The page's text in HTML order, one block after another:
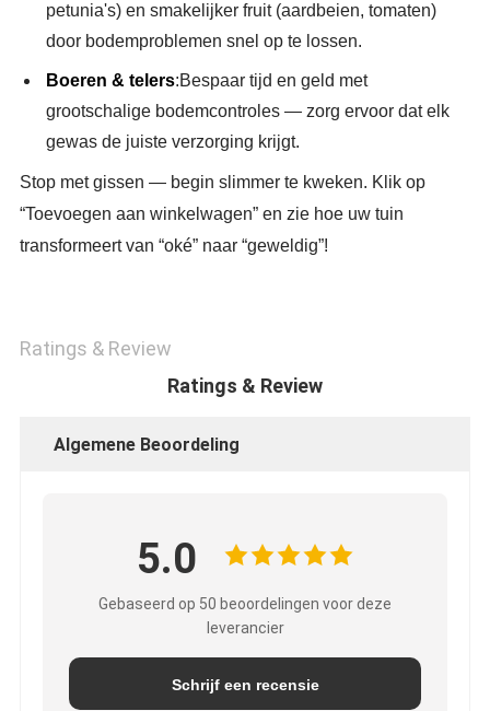
petunia's) en smakelijker fruit (aardbeien, tomaten)
door bodemproblemen snel op te lossen.
Boeren & telers:Bespaar tijd en geld met
grootschalige bodemcontroles — zorg ervoor dat elk
gewas de juiste verzorging krijgt.
Stop met gissen — begin slimmer te kweken. Klik op
“Toevoegen aan winkelwagen” en zie hoe uw tuin
transformeert van “oké” naar “geweldig”!
Ratings & Review
Ratings & Review
Algemene Beoordeling
5.0
Gebaseerd op 50 beoordelingen voor deze
leverancier
Schrijf een recensie